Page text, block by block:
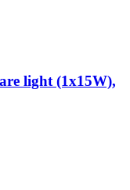
light (1x15W),